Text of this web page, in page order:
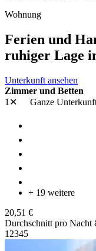
Wohnung
Ferien und
ruhiger Lage
Unterkunft ansehen
Zimmer und Betten
1✕
Ganze
+ 19 weitere
20,51 €
Durchschnitt pro Nacht
1 2345